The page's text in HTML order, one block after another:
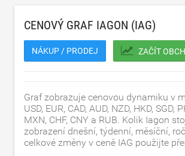
CENOVÝ GRAF IAGON (IAG)
NÁKUP / PRODEJ ZAČÍT
Graf zobrazuje cenovou dynamiku v
USD, EUR, CAD, AUD, NZD, HKD, SGD,
MXN, CHF, CNY a RUB. Kolik Iagon
zobrazení dnešní, týdenní, měsíční,
celkové změny v ceně IAG použijte